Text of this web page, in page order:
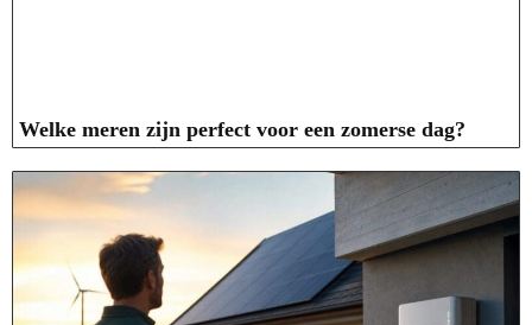
Welke meren zijn perfect voor een zomerse dag?